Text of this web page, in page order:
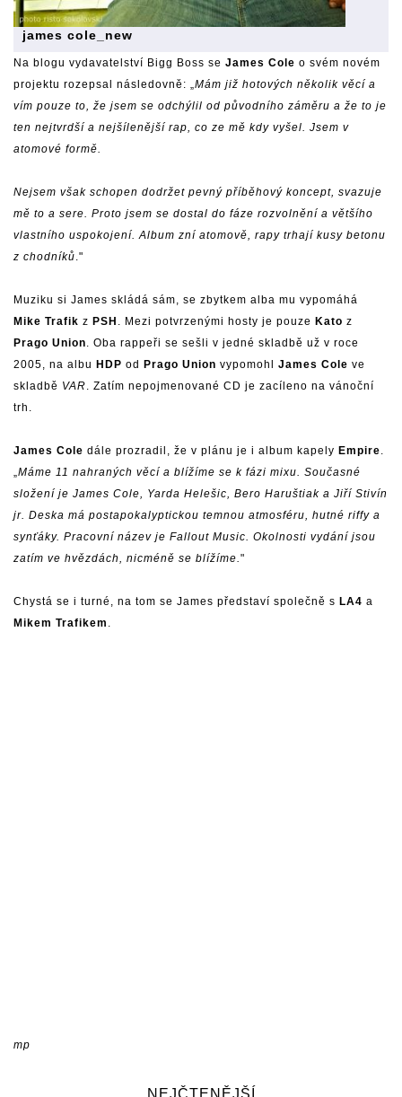
james cole_new
Na blogu vydavatelství Bigg Boss se James Cole o svém novém
projektu rozepsal následovně: „Mám již hotových několik věcí a
vím pouze to, že jsem se odchýlil od původního záměru a že to je
ten nejtvrdší a nejšílenější rap, co ze mě kdy vyšel. Jsem v
atomové formě.
Nejsem však schopen dodržet pevný příběhový koncept, svazuje
mě to a sere. Proto jsem se dostal do fáze rozvolnění a většího
vlastního uspokojení. Album zní atomově, rapy trhají kusy betonu
z chodníků."
Muziku si James skládá sám, se zbytkem alba mu vypomáhá
Mike Trafik z PSH . Mezi potvrzenými hosty je pouze Kato z
Prago Union. Oba rappeři se sešli v jedné skladbě už v roce
2005, na albu HDP od Prago Union vypomohl James Cole ve
skladbě VAR. Zatím nepojmenované CD je zacíleno na vánoční
trh.
James Cole dále prozradil, že v plánu je i album kapely Empire.
„Máme 11 nahraných věcí a blížíme se k fázi mixu. Současné
složení je James Cole, Yarda Helešic, Bero Haruštiak a Jiří Stivín
jr. Deska má postapokalyptickou temnou atmosféru, hutné riffy a
synťáky. Pracovní název je Fallout Music. Okolnosti vydání jsou
zatím ve hvězdách, nicméně se blížíme."
Chystá se i turné, na tom se James představí společně s LA4 a
Mikem Trafikem .
mp